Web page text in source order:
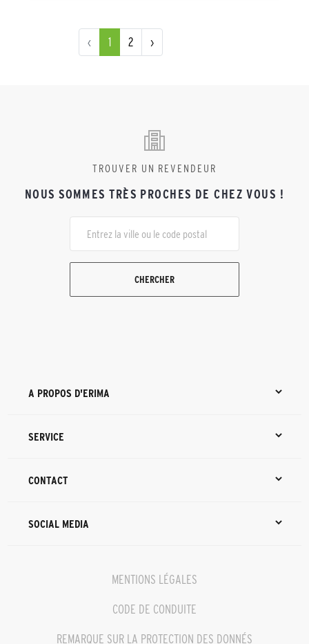
‹ 1 2 ›
TROUVER UN REVENDEUR
NOUS SOMMES TRÈS PROCHES DE CHEZ VOUS !
CHERCHER
A PROPOS D'ERIMA
SERVICE
CONTACT
SOCIAL MEDIA
MENTIONS LÉGALES
CODE DE CONDUITE
REMARQUE SUR LA PROTECTION DES DONNÉS